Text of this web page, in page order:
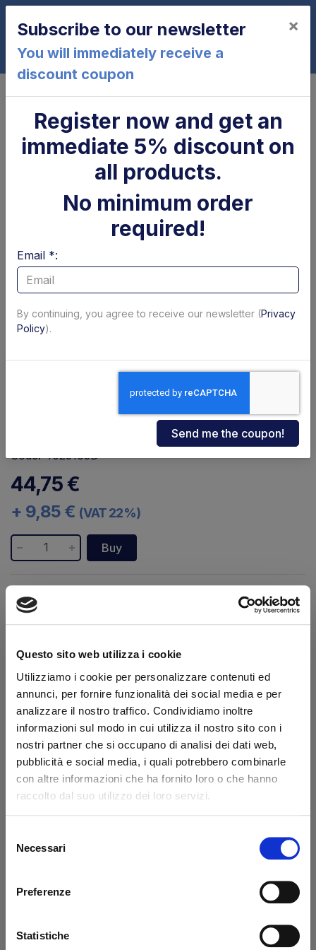
Questo sito web utilizza i cookie
Utilizziamo i cookie per personalizzare contenuti ed
annunci, per fornire funzionalità dei social media e per
analizzare il nostro traffico. Condividiamo inoltre
informazioni sul modo in cui utilizza il nostro sito con i
nostri partner che si occupano di analisi dei dati web,
pubblicità e social media, i quali potrebbero combinarle
con altre informazioni che ha fornito loro o che hanno
raccolto dal suo utilizzo dei loro servizi.
delNecessari
Preferenze
Statistiche
0
Pin 25 x 163 mm Dhollandia
Code: 4025163D
44,75 €
+ 9,85 € (VAT 22%)
Buy
Availability:
Shipping within 24/48 hours
Brand:Dhollandia
Do you have a VAT number?
What they say about us
Excellent
business profile source
materials arrived correctly and on
knowledgeable, even in guiding me to
Subscribe to our newsletter
You will immediately receive a
discount coupon
×
Register now and get an
immediate 5% discount on
all products.
No minimum order
required!
Email *:
By continuing, you agree to receive our newsletter (Privacy
Policy).